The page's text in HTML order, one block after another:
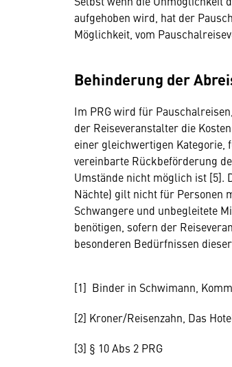
aufgehoben wird, hat der
Möglichkeit, vom
Behinderung der
Im PRG wird für
der Reiseveranstalter die
einer gleichwertigen Kategorie,
vereinbarte Rückbeförderung
Umstände nicht möglich ist [5].
Nächte) gilt nicht für Personen
Schwangere und unbegleitete
benötigen, sofern der
besonderen Bedürfnissen
[1] Binder in Schwimann,
[2] Kroner/Reisenzahn, Das
[3] § 10 Abs 2 PRG